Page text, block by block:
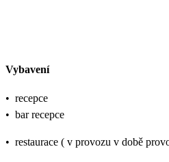
Vybavení
• recepce
• bar recepce
• restaurace ( v provozu v době